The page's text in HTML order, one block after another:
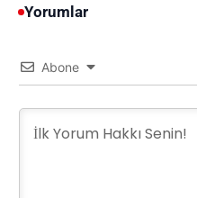
Yorumlar
Abone